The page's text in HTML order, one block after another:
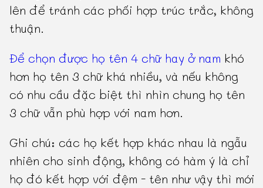
lên để tránh các phối hợp trúc trắc, không
thuận.
Để chọn được họ tên 4 chữ hay ở nam khó
hơn họ tên 3 chữ khá nhiều, và nếu không
có nhu cầu đặc biệt thì nhìn chung họ tên
3 chữ vẫn phù hợp với nam hơn.
Ghi chú: các họ kết hợp khác nhau là ngẫu
nhiên cho sinh động, không có hàm ý là chỉ
họ đó kết hợp với đệm - tên như vậy thì mới